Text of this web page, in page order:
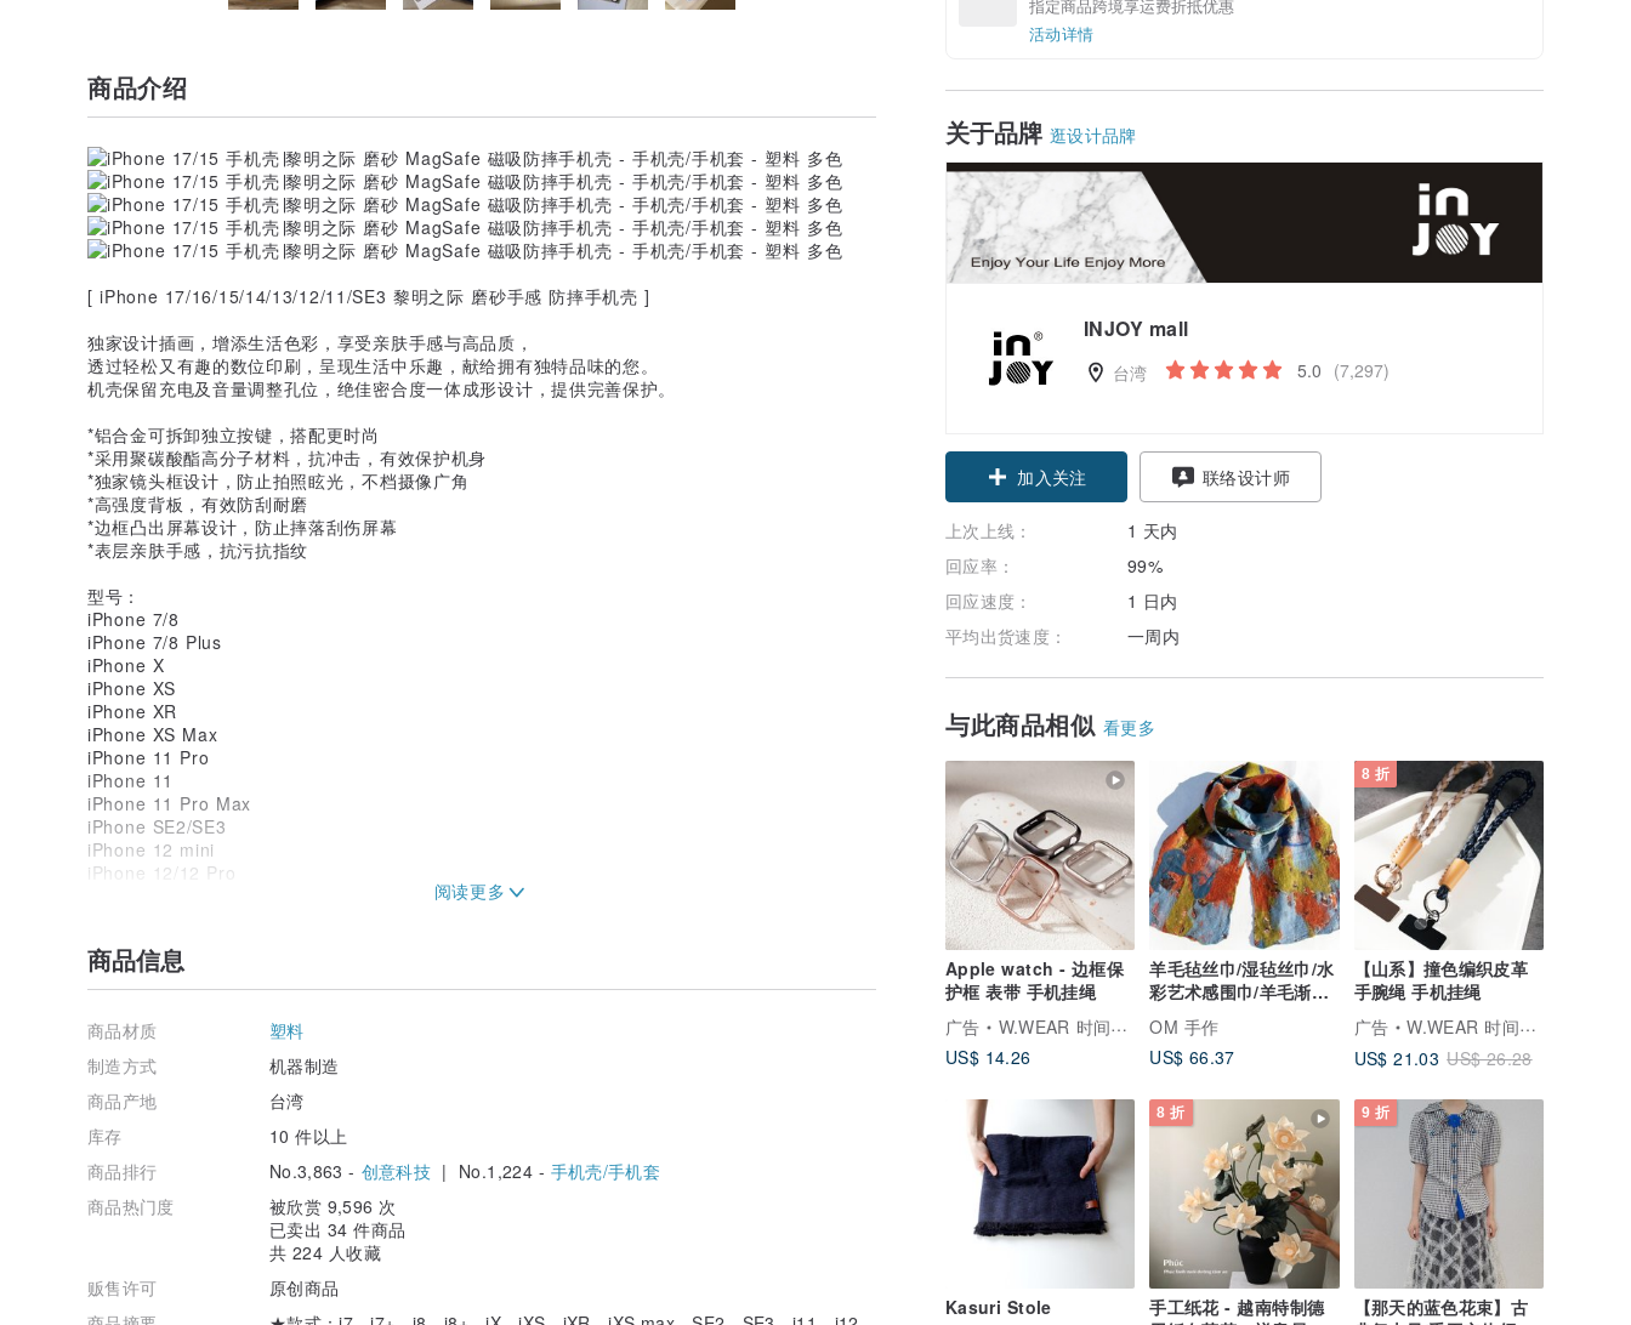
指定商品跨境享运费折抵优惠
活动详情
关于品牌 逛设计品牌
INJOY mall
台湾 5.0 (7,297)
加入关注 联络设计师
上次上线：
1 天内
回应率：
99%
回应速度：
1 日内
平均出货速度：
一周内
与此商品相似 看更多
Apple watch - 边框保
护框 表带 手机挂绳
广告
W.WEAR 时间穿搭
US$ 14.26
羊毛毡丝巾/湿毡丝巾/水
彩艺术感围巾/羊毛渐层
感丝巾-地中海夕阳
OM 手作
US$ 66.37
8 折
【山系】撞色编织皮革
手腕绳 手机挂绳
广告
W.WEAR 时间穿搭
US$ 21.03 US$ 26.28
Kasuri Stole
8 折
手工纸花 - 越南特制德
9 折
【那天的蓝色花束】古
商品介绍
[ iPhone 17/16/15/14/13/12/11/SE3 黎明之际 磨砂手感 防摔手机壳 ]
独家设计插画，增添生活色彩，享受亲肤手感与高品质，
透过轻松又有趣的数位印刷，呈现生活中乐趣，献给拥有独特品味的您。
机壳保留充电及音量调整孔位，绝佳密合度一体成形设计，提供完善保护。
*铝合金可拆卸独立按键，搭配更时尚
*采用聚碳酸酯高分子材料，抗冲击，有效保护机身
*独家镜头框设计，防止拍照眩光，不档摄像广角
*高强度背板，有效防刮耐磨
*边框凸出屏幕设计，防止摔落刮伤屏幕
*表层亲肤手感，抗污抗指纹
型号：
iPhone 7/8
iPhone 7/8 Plus
iPhone X
iPhone XS
iPhone XR
iPhone XS Max
iPhone 11 Pro
iPhone 11
iPhone 11 Pro Max
iPhone SE2/SE3
iPhone 12 mini
iPhone 12/12 Pro
iPhone 13 Pro
iPhone 13 Pro Max
iPhone 14 Plus
iPhone 14 Pro
iPhone 14 Pro Max
iPhone 15
iPhone 15 Plus
iPhone 15 Pro
iPhone 15 Pro Max
iPhone 16
iPhone 16 Plus
iPhone 16e
iPhone 17
商品信息
商品材质
塑料
制造方式
机器制造
商品产地
台湾
库存
10 件以上
商品排行
No.3,863 - 创意科技| No.1,224 - 手机壳/手机套
商品热门度
被欣赏 9,596 次
已卖出 34 件商品
共 224 人收藏
贩售许可
原创商品